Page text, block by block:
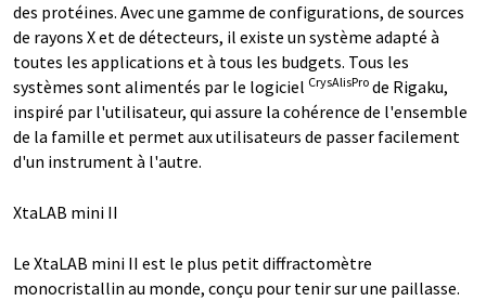
des protéines. Avec une gamme de configurations, de sources
de rayons X et de détecteurs, il existe un système adapté à
toutes les applications et à tous les budgets. Tous les
systèmes sont alimentés par le logiciel CrysAlisPro de Rigaku,
inspiré par l'utilisateur, qui assure la cohérence de l'ensemble
de la famille et permet aux utilisateurs de passer facilement
d'un instrument à l'autre.
XtaLAB mini II
Le XtaLAB mini II est le plus petit diffractomètre
monocristallin au monde, conçu pour tenir sur une paillasse.